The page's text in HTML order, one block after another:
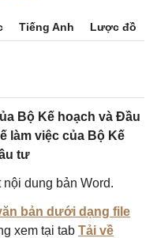
Tiếng Anh Lược đồ
Bộ Kế hoạch và Đầu
làm việc của Bộ Kế
tư
dung bản Word.
bản dưới dạng file
xem tại tab Tải về